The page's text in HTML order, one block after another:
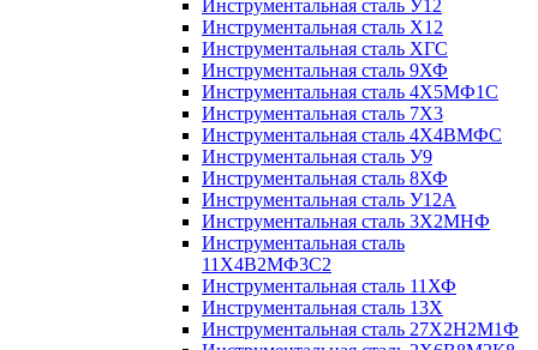
Инструментальная сталь У12
Инструментальная сталь Х12
Инструментальная сталь ХГС
Инструментальная сталь 9ХФ
Инструментальная сталь 4Х5МФ1С
Инструментальная сталь 7Х3
Инструментальная сталь 4Х4ВМФС
Инструментальная сталь У9
Инструментальная сталь 8ХФ
Инструментальная сталь У12А
Инструментальная сталь 3Х2МНФ
Инструментальная сталь
11Х4В2МФ3С2
Инструментальная сталь 11ХФ
Инструментальная сталь 13Х
Инструментальная сталь 27Х2Н2М1Ф